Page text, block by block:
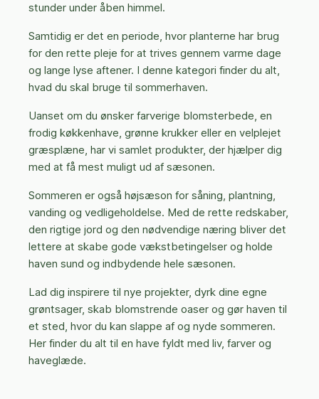
stunder under åben himmel.
Samtidig er det en periode, hvor planterne har brug
for den rette pleje for at trives gennem varme dage
og lange lyse aftener. I denne kategori finder du alt,
hvad du skal bruge til sommerhaven.
Uanset om du ønsker farverige blomsterbede, en
frodig køkkenhave, grønne krukker eller en velplejet
græsplæne, har vi samlet produkter, der hjælper dig
med at få mest muligt ud af sæsonen.
Sommeren er også højsæson for såning, plantning,
vanding og vedligeholdelse. Med de rette redskaber,
den rigtige jord og den nødvendige næring bliver det
lettere at skabe gode vækstbetingelser og holde
haven sund og indbydende hele sæsonen.
Lad dig inspirere til nye projekter, dyrk dine egne
grøntsager, skab blomstrende oaser og gør haven til
et sted, hvor du kan slappe af og nyde sommeren.
Her finder du alt til en have fyldt med liv, farver og
haveglæde.